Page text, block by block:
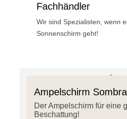
Fachhändler
Wir sind Spezialisten, wenn
Sonnenschirm geht!
Ampelschirm
Der Ampelschirm für eine
Beschattung!